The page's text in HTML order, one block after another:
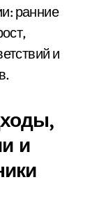
ранние
и
и